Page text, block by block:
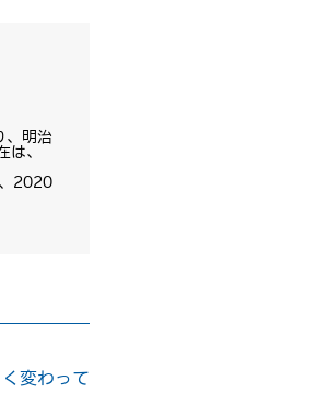
、明治
は、
2020
変わって